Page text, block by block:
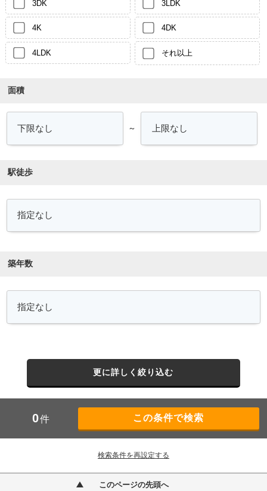
3DK 3LDK
4K 4DK
4LDK それ以上
面積
～
駅徒歩
築年数
更に詳しく絞り込む
0件
検索条件を再設定する
このページの先頭へ